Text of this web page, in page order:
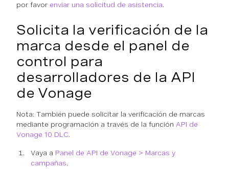
por favor enviar una solicitud de asistencia.
Solicita la verificación de la
marca desde el panel de
control para
desarrolladores de la API
de Vonage
Nota: También puede solicitar la verificación de marcas
mediante programación a través de la función API de
Vonage 10 DLC.
Vaya a Panel de API de Vonage > Marcas y
campañas.